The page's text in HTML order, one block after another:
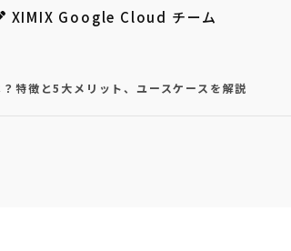
XIMIX Google Cloud チーム
特徴と5大メリット、ユースケースを解説